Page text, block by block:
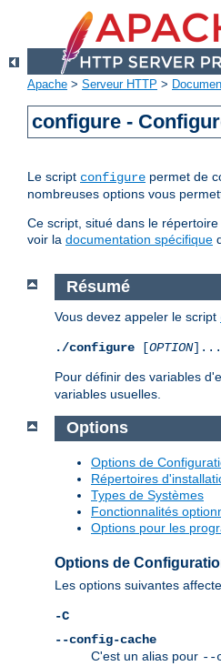
Apache > Serveur HTTP >
configure -
Le script configure permet de
nombreuses options vous
Ce script, situé dans le
voir la documentation spécifique
Résumé
Vous devez appeler le script
./configure [OPTION
Pour définir des variables
variables usuelles.
Options
Options de
Répertoires
Types de Systèmes
Fonctionnalités
Options pour les
Options de
Les options suivantes
-C
--config-cache
C'est un alias pour --